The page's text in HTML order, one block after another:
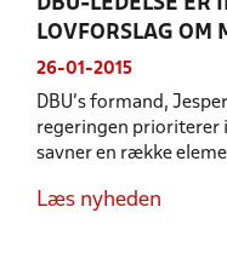
DBU-LEDELSE ER
LOVFORSLAG OM
26-01-2015
DBU’s formand,
regeringen prioriterer
savner en række
Læs nyheden